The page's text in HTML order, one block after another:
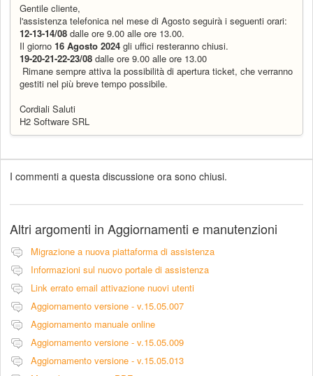
Gentile cliente,
l'assistenza telefonica nel mese di Agosto seguirà i seguenti orari:
12-13-14/08 dalle ore 9.00 alle ore 13.00.
Il giorno 16 Agosto 2024 gli uffici resteranno chiusi.
19-20-21-22-23/08 dalle ore 9.00 alle ore 13.00
Rimane sempre attiva la possibilità di apertura ticket, che verranno
gestiti nel più breve tempo possibile.
Cordiali Saluti
H2 Software SRL
I commenti a questa discussione ora sono chiusi.
Altri argomenti in Aggiornamenti e manutenzioni
Migrazione a nuova piattaforma di assistenza
Informazioni sul nuovo portale di assistenza
Link errato email attivazione nuovi utenti
Aggiornamento versione - v.15.05.007
Aggiornamento manuale online
Aggiornamento versione - v.15.05.009
Aggiornamento versione - v.15.05.013